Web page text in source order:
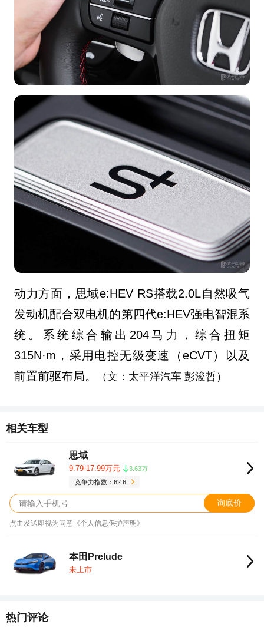
动力方面，思域e:HEV RS搭载2.0L自然吸气
发动机配合双电机的第四代e:HEV强电智混系
统。系统综合输出204马力，综合扭矩
315N·m，采用电控无级变速（eCVT）以及
前置前驱布局。
（文：太平洋汽车 彭浚哲）
相关车型
思域
9.79-17.99万元
3.63万
竞争力指数：62.6
询底价
点击发送即视为同意《个人信息保护声明》
本田Prelude
未上市
热门评论